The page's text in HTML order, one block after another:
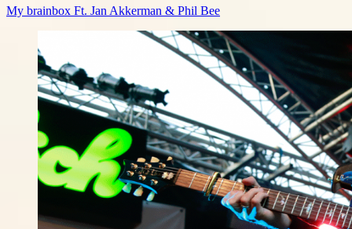
My brainbox Ft. Jan Akkerman & Phil Bee